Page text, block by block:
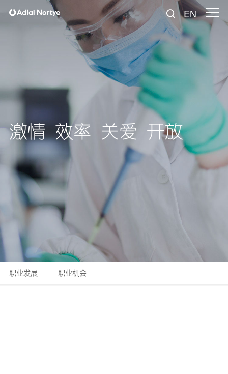
EN
激情 效率 关爱 开放
职业发展 职业机会